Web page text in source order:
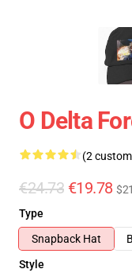
O Delta
(2
€24.73 €19.78
Type
Snapback Hat
Style